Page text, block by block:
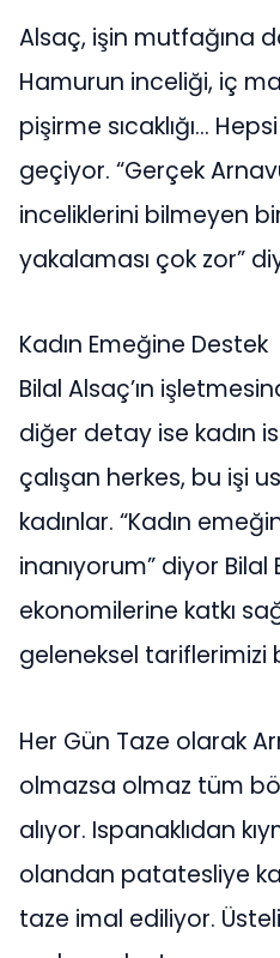
Alsaç, işin mutfağına
Hamurun inceliği, iç
pişirme sıcaklığı…
geçiyor. “Gerçek
inceliklerini bilmeyen
yakalaması çok zor”
Kadın Emeğine Destek
Bilal Alsaç’ın
diğer detay ise kadın
çalışan herkes, bu işi
kadınlar. “Kadın
inanıyorum” diyor Bilal
ekonomilerine katkı
geleneksel tariflerimizi
Her Gün Taze olarak
olmazsa olmaz tüm
alıyor. Ispanaklıdan
olandan patatesliye
taze imal ediliyor.